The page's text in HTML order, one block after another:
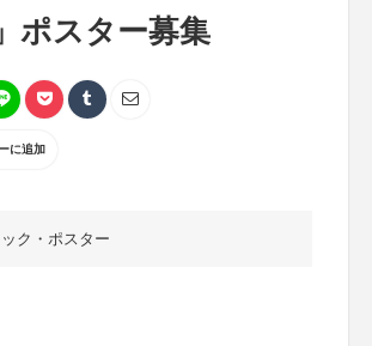
ポスター募集
に追加
ク・ポスター